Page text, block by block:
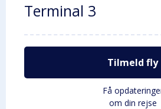
Terminal 3
Tilmeld fly
Få
om din rejse